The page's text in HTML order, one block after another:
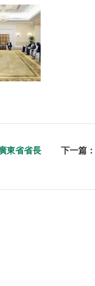
東省省長
下一篇：